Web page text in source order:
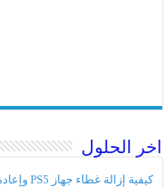
اخر الحلول
كيفية إزالة غطاء جهاز PS5 وإعادة تركيبه بأمان للتنظيف والتحديثات